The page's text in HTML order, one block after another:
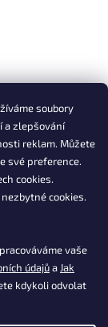
soubory
a zlepšování
reklam. Můžete
své preference.
cookies.
cookies.
vaše
údajůa Jak
kdykoli odvolat